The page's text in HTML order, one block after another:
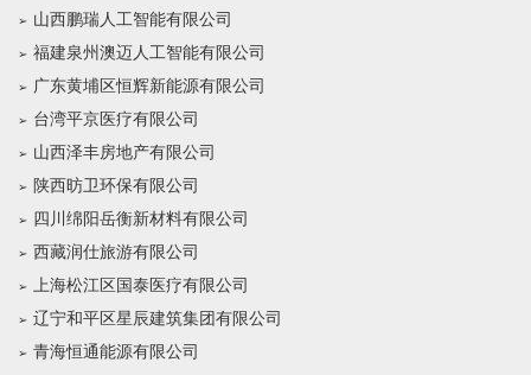
山西鹏瑞人工智能有限公司
福建泉州澳迈人工智能有限公司
广东黄埔区恒辉新能源有限公司
台湾平京医疗有限公司
山西泽丰房地产有限公司
陕西昉卫环保有限公司
四川绵阳岳衡新材料有限公司
西藏润仕旅游有限公司
上海松江区国泰医疗有限公司
辽宁和平区星辰建筑集团有限公司
青海恒通能源有限公司